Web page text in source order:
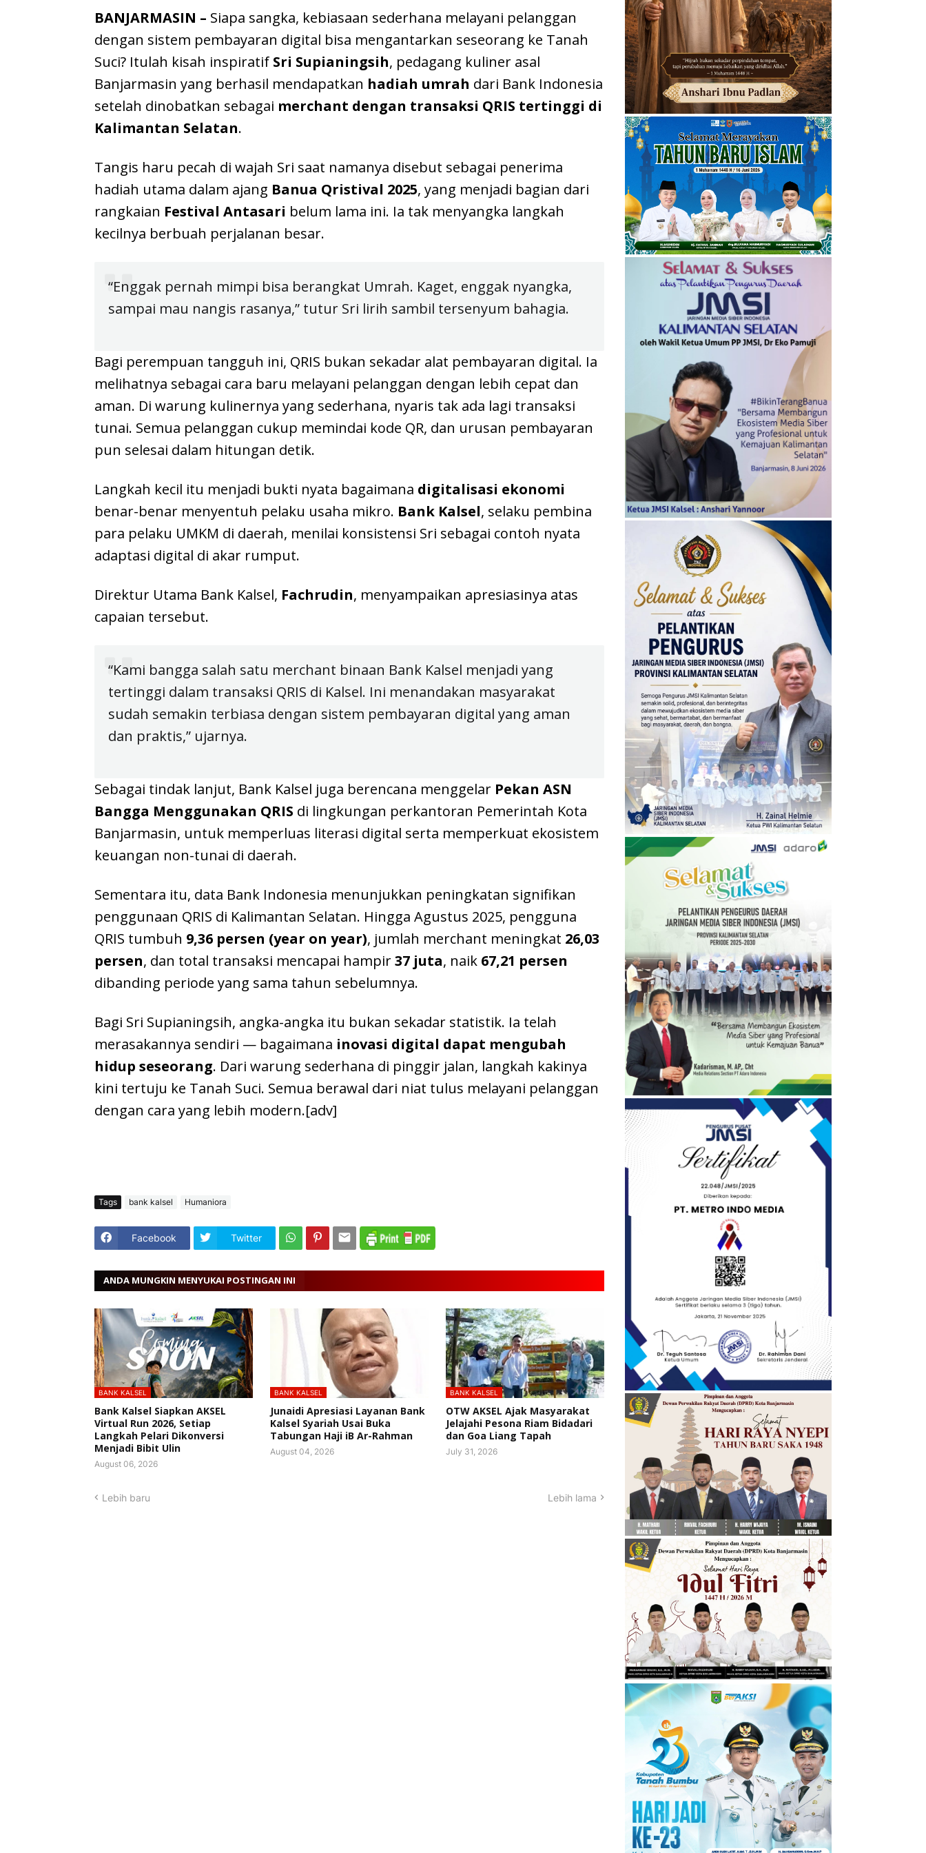
BANJARMASIN – Siapa sangka, kebiasaan sederhana melayani pelanggan
dengan sistem pembayaran digital bisa mengantarkan seseorang ke Tanah
Suci? Itulah kisah inspiratif Sri Supianingsih, pedagang kuliner asal
Banjarmasin yang berhasil mendapatkan hadiah umrah dari Bank Indonesia
setelah dinobatkan sebagai merchant dengan transaksi QRIS tertinggi di
Kalimantan Selatan.
Tangis haru pecah di wajah Sri saat namanya disebut sebagai penerima
hadiah utama dalam ajang Banua Qristival 2025, yang menjadi bagian dari
rangkaian Festival Antasari belum lama ini. Ia tak menyangka langkah
kecilnya berbuah perjalanan besar.
“Enggak pernah mimpi bisa berangkat Umrah. Kaget, enggak nyangka,
sampai mau nangis rasanya,” tutur Sri lirih sambil tersenyum bahagia.
Bagi perempuan tangguh ini, QRIS bukan sekadar alat pembayaran digital. Ia
melihatnya sebagai cara baru melayani pelanggan dengan lebih cepat dan
aman. Di warung kulinernya yang sederhana, nyaris tak ada lagi transaksi
tunai. Semua pelanggan cukup memindai kode QR, dan urusan pembayaran
pun selesai dalam hitungan detik.
Langkah kecil itu menjadi bukti nyata bagaimana digitalisasi ekonomi
benar-benar menyentuh pelaku usaha mikro. Bank Kalsel, selaku pembina
para pelaku UMKM di daerah, menilai konsistensi Sri sebagai contoh nyata
adaptasi digital di akar rumput.
Direktur Utama Bank Kalsel, Fachrudin, menyampaikan apresiasinya atas
capaian tersebut.
“Kami bangga salah satu merchant binaan Bank Kalsel menjadi yang
tertinggi dalam transaksi QRIS di Kalsel. Ini menandakan masyarakat
sudah semakin terbiasa dengan sistem pembayaran digital yang aman
dan praktis,” ujarnya.
Sebagai tindak lanjut, Bank Kalsel juga berencana menggelar Pekan ASN
Bangga Menggunakan QRIS di lingkungan perkantoran Pemerintah Kota
Banjarmasin, untuk memperluas literasi digital serta memperkuat ekosistem
keuangan non-tunai di daerah.
Sementara itu, data Bank Indonesia menunjukkan peningkatan signifikan
penggunaan QRIS di Kalimantan Selatan. Hingga Agustus 2025, pengguna
QRIS tumbuh 9,36 persen (year on year), jumlah merchant meningkat 26,03
persen, dan total transaksi mencapai hampir37 juta, naik 67,21 persen
dibanding periode yang sama tahun sebelumnya.
Bagi Sri Supianingsih, angka-angka itu bukan sekadar statistik. Ia telah
merasakannya sendiri — bagaimana inovasi digital dapat mengubah
hidup seseorang. Dari warung sederhana di pinggir jalan, langkah kakinya
kini tertuju ke Tanah Suci. Semua berawal dari niat tulus melayani pelanggan
dengan cara yang lebih modern.[adv]
Tags bank kalsel Humaniora
Facebook Twitter
ANDA MUNGKIN MENYUKAI POSTINGAN INI
BANK KALSEL
Bank Kalsel Siapkan AKSEL
Virtual Run 2026, Setiap
Langkah Pelari Dikonversi
Menjadi Bibit Ulin
August 06, 2026
BANK KALSEL
Junaidi Apresiasi Layanan Bank
Kalsel Syariah Usai Buka
Tabungan Haji iB Ar-Rahman
August 04, 2026
BANK KALSEL
OTW AKSEL Ajak Masyarakat
Jelajahi Pesona Riam Bidadari
dan Goa Liang Tapah
July 31, 2026
Lebih baru Lebih lama